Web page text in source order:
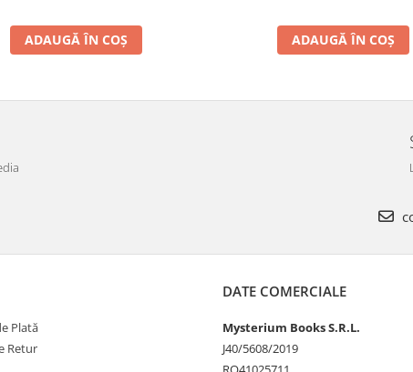
ADAUGĂ ÎN COȘ ADAUGĂ ÎN COȘ
Plată
Retur
DATE COMERCIALE
Mysterium Books S.R.L.
J40/5608/2019